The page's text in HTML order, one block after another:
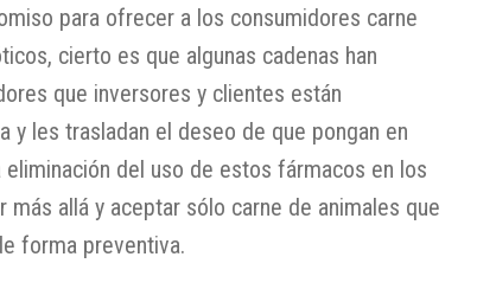
para ofrecer a los consumidores carne
cierto es que algunas cadenas han
que inversores y clientes están
y les trasladan el deseo de que pongan en
del uso de estos fármacos en los
más allá y aceptar sólo carne de animales que
forma preventiva.